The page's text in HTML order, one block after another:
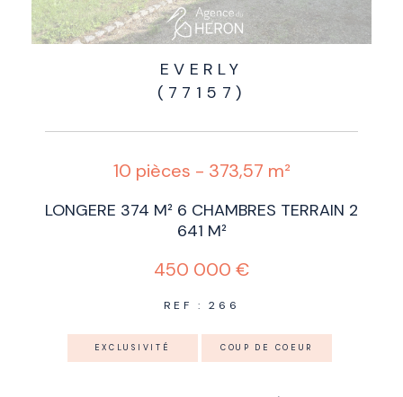
EVERLY
(77157)
10 pièces - 373,57 m²
LONGERE 374 M² 6 CHAMBRES TERRAIN 2
641 M²
450 000 €
REF : 266
EXCLUSIVITÉ COUP DE COEUR